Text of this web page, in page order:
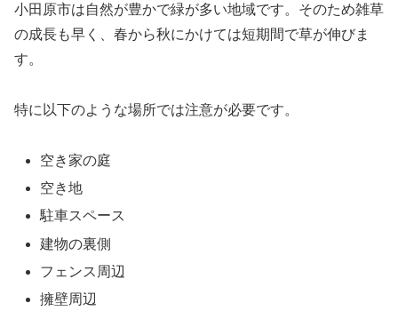
小田原市は自然が豊かで緑が多い地域です。そのため雑草
の成長も早く、春から秋にかけては短期間で草が伸びま
す。
特に以下のような場所では注意が必要です。
空き家の庭
空き地
駐車スペース
建物の裏側
フェンス周辺
擁壁周辺